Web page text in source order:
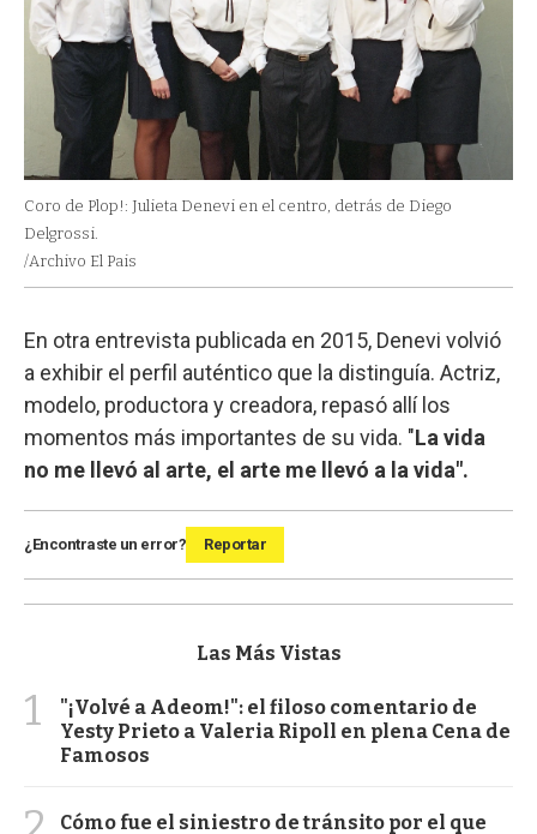
Coro de Plop!: Julieta Denevi en el centro, detrás de Diego
Delgrossi.
/Archivo El Pais
En otra entrevista publicada en 2015, Denevi volvió
a exhibir el perfil auténtico que la distinguía. Actriz,
modelo, productora y creadora, repasó allí los
momentos más importantes de su vida. "La vida
no me llevó al arte, el arte me llevó a la vida".
¿Encontraste un error? Reportar
Las Más Vistas
1
"¡Volvé a Adeom!": el filoso comentario de
Yesty Prieto a Valeria Ripoll en plena Cena de
Famosos
Cómo fue el siniestro de tránsito por el que